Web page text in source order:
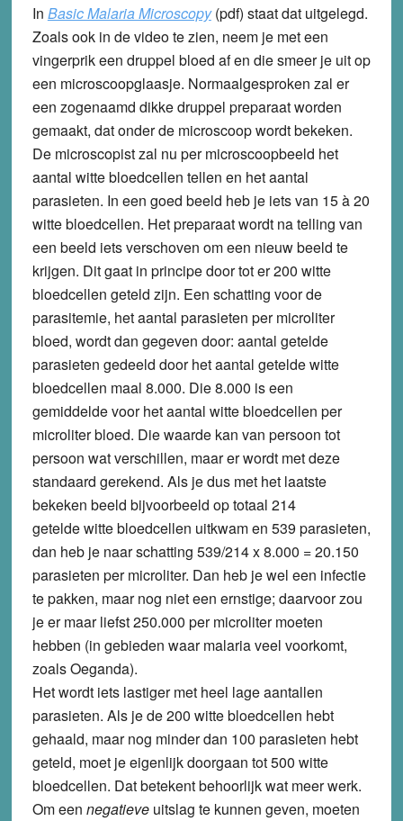
In Basic Malaria Microscopy(pdf) staat dat uitgelegd.
Zoals ook in de video te zien, neem je met een
vingerprik een druppel bloed af en die smeer je uit op
een microscoopglaasje. Normaalgesproken zal er
een zogenaamd dikke druppel preparaat worden
gemaakt, dat onder de microscoop wordt bekeken.
De microscopist zal nu per microscoopbeeld het
aantal witte bloedcellen tellen en het aantal
parasieten. In een goed beeld heb je iets van 15 à 20
witte bloedcellen. Het preparaat wordt na telling van
een beeld iets verschoven om een nieuw beeld te
krijgen. Dit gaat in principe door tot er 200 witte
bloedcellen geteld zijn. Een schatting voor de
parasitemie, het aantal parasieten per microliter
bloed, wordt dan gegeven door: aantal getelde
parasieten gedeeld door het aantal getelde witte
bloedcellen maal 8.000. Die 8.000 is een
gemiddelde voor het aantal witte bloedcellen per
microliter bloed. Die waarde kan van persoon tot
persoon wat verschillen, maar er wordt met deze
standaard gerekend. Als je dus met het laatste
bekeken beeld bijvoorbeeld op totaal 214
getelde witte bloedcellen uitkwam en 539 parasieten,
dan heb je naar schatting 539/214 x 8.000 = 20.150
parasieten per microliter. Dan heb je wel een infectie
te pakken, maar nog niet een ernstige; daarvoor zou
je er maar liefst 250.000 per microliter moeten
hebben (in gebieden waar malaria veel voorkomt,
zoals Oeganda).
Het wordt iets lastiger met heel lage aantallen
parasieten. Als je de 200 witte bloedcellen hebt
gehaald, maar nog minder dan 100 parasieten hebt
geteld, moet je eigenlijk doorgaan tot 500 witte
bloedcellen. Dat betekent behoorlijk wat meer werk.
Om een negatieveuitslag te kunnen geven, moeten